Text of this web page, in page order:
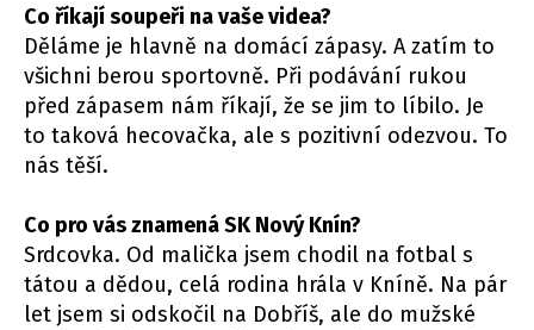
Co říkají soupeři na vaše videa?
Děláme je hlavně na domácí zápasy. A zatím to
všichni berou sportovně. Při podávání rukou
před zápasem nám říkají, že se jim to líbilo. Je
to taková hecovačka, ale s pozitivní odezvou. To
nás těší.
Co pro vás znamená SK Nový Knín?
Srdcovka. Od malička jsem chodil na fotbal s
tátou a dědou, celá rodina hrála v Kníně. Na pár
let jsem si odskočil na Dobříš, ale do mužské